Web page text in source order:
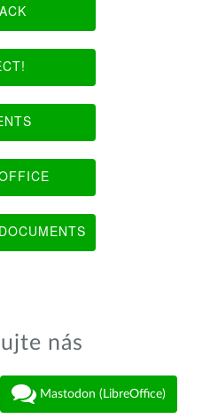
nás
Mastodon (LibreOffice)